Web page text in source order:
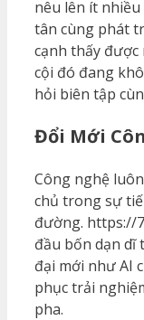
nêu lên ít nhiều
tân cùng phát
cạnh thấy
cội đó đang
hỏi biên tập
Đổi Mới
Công nghệ
chủ trong sự
đường. https://
đầu bốn dạn dĩ
đại mới như AI
phục trải
pha.